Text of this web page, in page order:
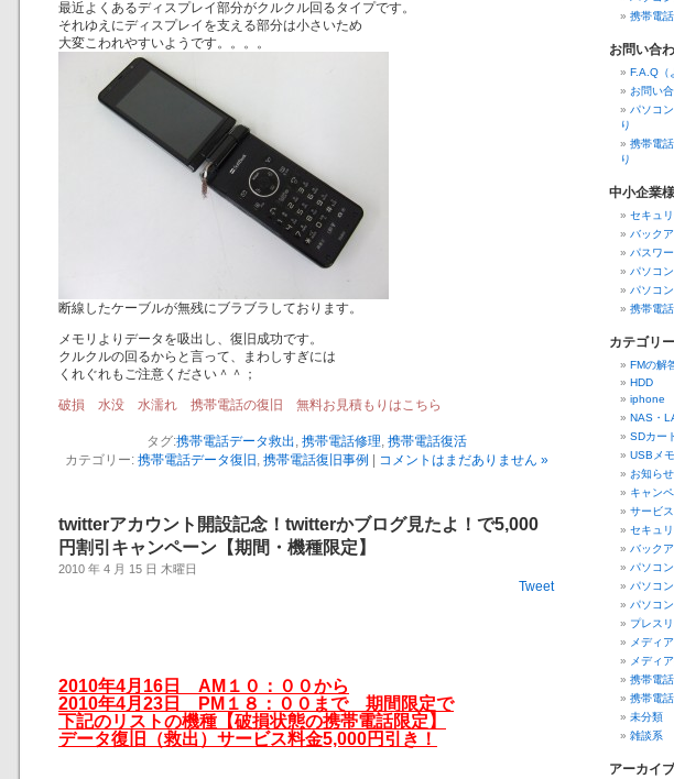
最近よくあるディスプレイ部分がクルクル回るタイプです。
それゆえにディスプレイを支える部分は小さいため
大変こわれやすいようです。。。。
断線したケーブルが無残にブラブラしております。
メモリよりデータを吸出し、復旧成功です。
クルクルの回るからと言って、まわしすぎには
くれぐれもご注意ください＾＾；
破損 水没 水濡れ 携帯電話の復旧 無料お見積もりはこちら
タグ:携帯電話データ救出, 携帯電話修理, 携帯電話復活
カテゴリー: 携帯電話データ復旧 , 携帯電話復旧事例 コメントはまだありません »
twitterアカウント開設記念！twitterかブログ見たよ！で5,000
円割引キャンペーン【期間・機種限定】
2010 年 4 月 15 日 木曜日
Tweet
2010年4月16日 AM１０：００から
2010年4月23日 PM１８：００まで 期間限定で
下記のリストの機種【破損状態の携帯電話限定】
データ復旧（救出）サービス料金5,000円引き！
携帯電
お問い合
F.A.Q（
お問い
パソコ
り
携帯電
り
中小企業
セキュ
バック
パスワ
パソコ
パソコ
携帯電
カテゴリー
FMの解
HDD
iphone
NAS・
SDカー
USBメ
お知らせ
キャン
サービ
セキュ
バック
パソコ
パソコ
パソコ
プレス
メディア
メディ
携帯電
携帯電
未分類
雑談系
アーカイブ